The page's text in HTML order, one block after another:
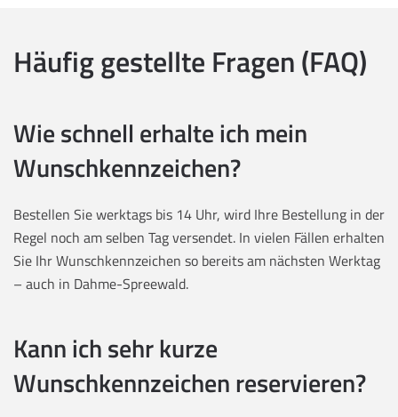
Häufig gestellte Fragen (FAQ)
Wie schnell erhalte ich mein
Wunschkennzeichen?
Bestellen Sie werktags bis 14 Uhr, wird Ihre Bestellung in der
Regel noch am selben Tag versendet. In vielen Fällen erhalten
Sie Ihr Wunschkennzeichen so bereits am nächsten Werktag
– auch in Dahme-Spreewald.
Kann ich sehr kurze
Wunschkennzeichen reservieren?